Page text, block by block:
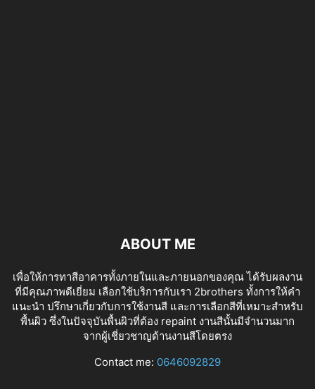
ABOUT ME
เพื่อให้การทาสีอาคารทั้งภายในและภายนอกของคุณ ได้รับผลงาน
ที่มีคุณภาพดีเยี่ยม เลือกใช้บริการกับเรา 2brothers ทั้งการให้คำ
แนะนำ ปรึกษาเกี่ยวกับการใช้งานสี และการเลือกสีที่เหมาะสำหรับ
พื้นผิว ซึ่งในปัจจุบันพื้นผิวที่ต้อง repaint งานสีนั้นมีจำนวนมาก
จากผู้เชี่ยวชาญด้านงานสีโดยตรงtv izle
Contact me: 0646092829